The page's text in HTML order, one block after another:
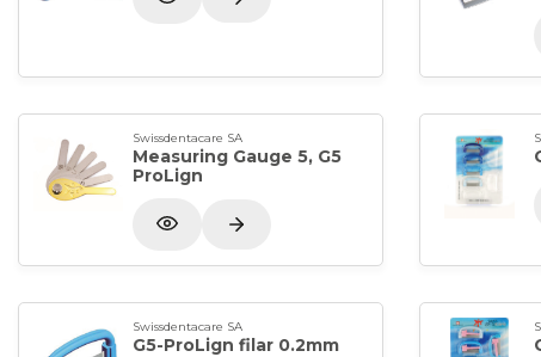
Swissdentacare SA
Measuring Gauge 5, G5
ProLign
Swissdentacare SA
G5-ProLign filar 0.2mm